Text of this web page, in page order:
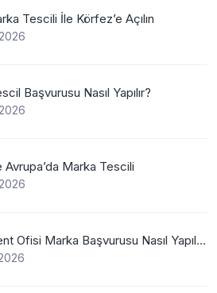
Tescili İle Körfez’e Açılın
Başvurusu Nasıl Yapılır?
Avrupa’da Marka Tescili
ABD Patent Ofisi Marka Başvurusu Nasıl Yapılır?